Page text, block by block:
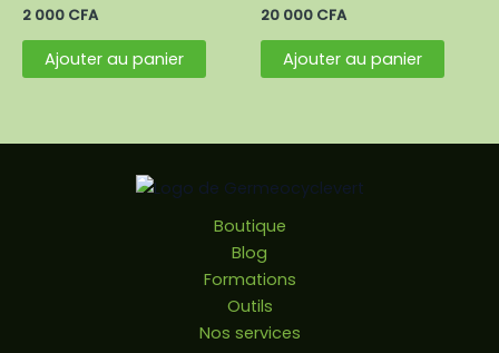
2 000 CFA
Ajouter au panier
20 000 CFA
Ajouter au panier
Boutique
Blog
Formations
Outils
Nos services